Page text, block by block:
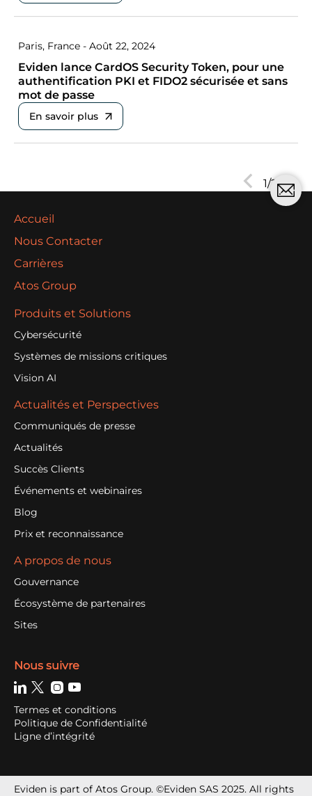
Paris, France - Août 22, 2024
Eviden lance CardOS Security Token, pour une
authentification PKI et FIDO2 sécurisée et sans
mot de passe
En savoir plus
Prev1/2 Next
Accueil
Nous Contacter
Carrières
Atos Group
Produits et Solutions
Cybersécurité
Systèmes de missions critiques
Vision AI
Actualités et Perspectives
Communiqués de presse
Actualités
Succès Clients
Événements et webinaires
Blog
Prix et reconnaissance
A propos de nous
Gouvernance
Écosystème de partenaires
Sites
Nous suivre
Termes et conditions
Politique de Confidentialité
Ligne d’intégrité
Eviden is part of Atos Group. ©Eviden SAS 2025. All rights